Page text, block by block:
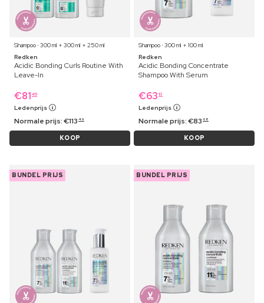
Shampoo ⋅ 300 ml + 300 ml + 250 ml
Redken
Acidic Bonding Curls Routine With
Leave-In
€81 49
Ledenprijs
Normale prijs:€113 49
KOOP
Shampoo ⋅ 300 ml + 100 ml
Redken
Acidic Bonding Concentrate
Shampoo With Serum
€63 13
Ledenprijs
Normale prijs:€83 68
KOOP
BUNDEL PRIJS BUNDEL PRIJS